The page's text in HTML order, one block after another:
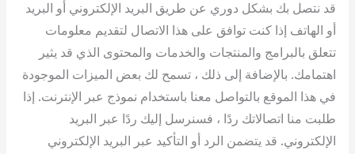
قد نتصل بك بشكل دوري عن طريق البريد الإلكتروني أو البريد
أو الهاتف إذا كنت توافق على هذا الاتصال لتقديم معلومات
تتعلق بالبرامج والمنتجات والخدمات والمحتوى الذي قد يثير
اهتمامك. بالإضافة إلى ذلك ، تسمح لك بعض الميزات الموجودة
في هذا الموقع بالتواصل معنا باستخدام نموذج عبر الإنترنت. إذا
طلبت منا اتصالاتك ردًا ، فسنرسل إليك ردًا عبر البريد
الإلكتروني. قد يتضمن الرد أو التأكيد عبر البريد الإلكتروني